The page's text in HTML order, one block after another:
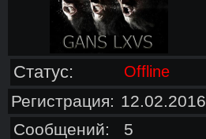
Статус: Offline
Регистрация: 12.02.2016
Сообщений:
5